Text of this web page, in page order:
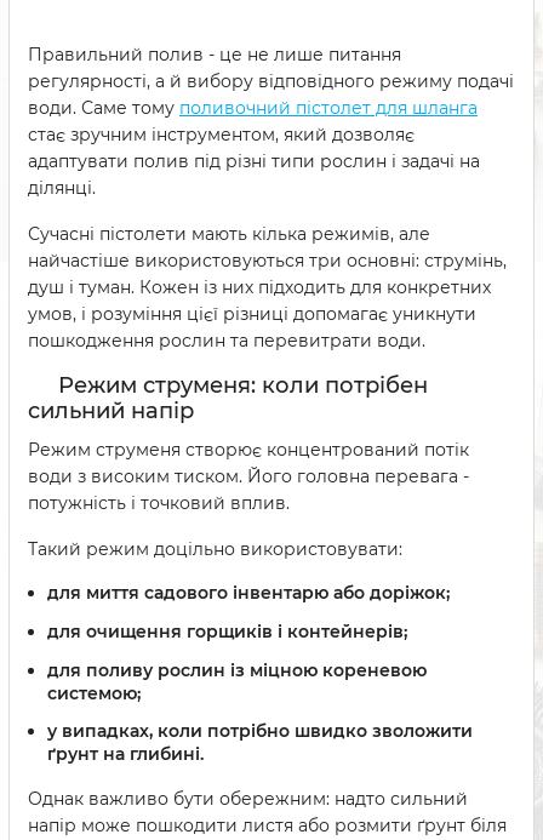
Правильний полив - це не лише питання
регулярності, а й вибору відповідного режиму подачі
води. Саме тому поливочний пістолет для шланга
стає зручним інструментом, який дозволяє
адаптувати полив під різні типи рослин і задачі на
ділянці.
Сучасні пістолети мають кілька режимів, але
найчастіше використовуються три основні: струмінь,
душ і туман. Кожен із них підходить для конкретних
умов, і розуміння цієї різниці допомагає уникнути
пошкодження рослин та перевитрати води.
Режим струменя: коли потрібен
сильний напір
Режим струменя створює концентрований потік
води з високим тиском. Його головна перевага -
потужність і точковий вплив.
Такий режим доцільно використовувати:
для миття садового інвентарю або доріжок;
для очищення горщиків і контейнерів;
для поливу рослин із міцною кореневою
системою;
у випадках, коли потрібно швидко зволожити
ґрунт на глибині.
Однак важливо бути обережним: надто сильний
напір може пошкодити листя або розмити ґрунт біля